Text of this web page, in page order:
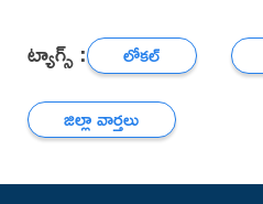
ట్యాగ్స్ : లోకల్
జిల్లా వార్తలు